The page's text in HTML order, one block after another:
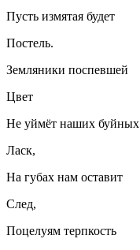
Пусть измятая будет
Постель.
Земляники поспевшей
Цвет
Не уймёт наших буйных
Ласк,
На губах нам оставит
След,
Поцелуям терпкость